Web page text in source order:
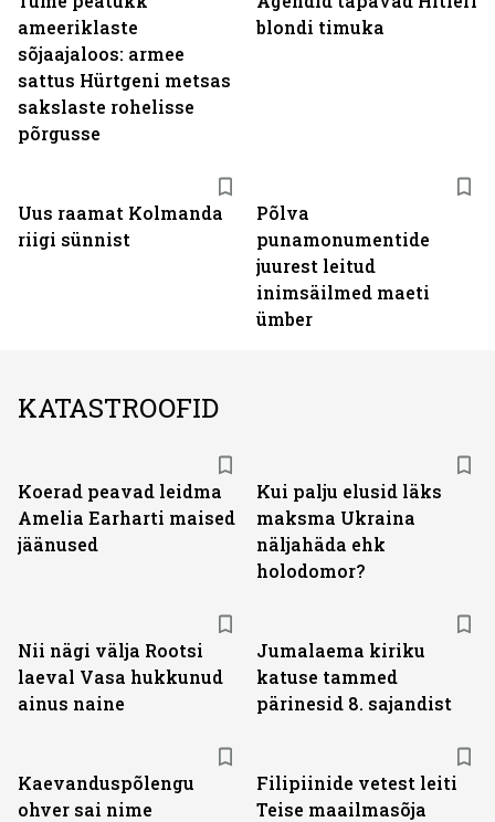
ameeriklaste
sõjaajaloos: armee
sattus Hürtgeni metsas
sakslaste rohelisse
põrgusse
blondi timuka
Uus raamat Kolmanda
riigi sünnist
Põlva
punamonumentide
juurest leitud
inimsäilmed maeti
ümber
KATASTROOFID
Koerad peavad leidma
Amelia Earharti maised
jäänused
Kui palju elusid läks
maksma Ukraina
näljahäda ehk
holodomor?
Nii nägi välja Rootsi
laeval Vasa hukkunud
ainus naine
Jumalaema kiriku
katuse tammed
pärinesid 8. sajandist
Kaevanduspõlengu
ohver sai nime
Filipiinide vetest leiti
Teise maailmasõja